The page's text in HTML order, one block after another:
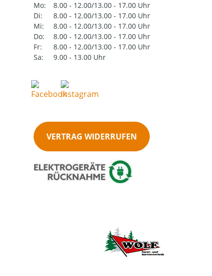
Mo:
8.00 - 12.00/13.00 - 17.00 Uhr
Di:
8.00 - 12.00/13.00 - 17.00 Uhr
Mi:
8.00 - 12.00/13.00 - 17.00 Uhr
Do:
8.00 - 12.00/13.00 - 17.00 Uhr
Fr:
8.00 - 12.00/13.00 - 17.00 Uhr
Sa:
9.00 - 13.00 Uhr
VERTRAG WIDERRUFEN